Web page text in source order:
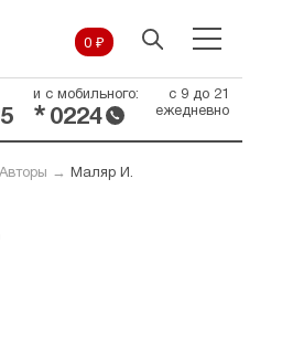
0 ₽
и с мобильного:
* 0224
с 9 до 21
ежедневно
Авторы → Маляр И.